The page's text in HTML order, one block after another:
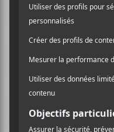
Nom (obligatoire)
Email (ne sera pas
Site Web